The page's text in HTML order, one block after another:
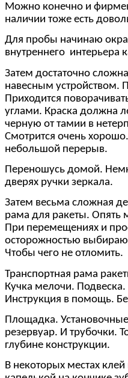
Можно конечно и
наличии тоже есть
Для пробы начинаю
внутреннего интерьера
Затем достаточно
навесным устройством.
Приходится
углами. Краска должна
черную от тамии в
Смотрится очень
небольшой перерыв.
Переношусь домой.
дверях ручки зеркала.
Затем весьма сложная
рама для ракеты. Опять
При перемещениях и
осторожностью выбираю
Чтобы чего не отломить.
Транспортная рама
Кучка мелочи.
Инструкция в помощь.
Площадка.
резервуар. И трубочки.
глубине конструкции.
В некоторых местах